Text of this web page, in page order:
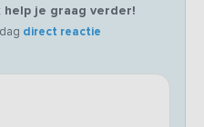
help je graag verder!
direct reactie